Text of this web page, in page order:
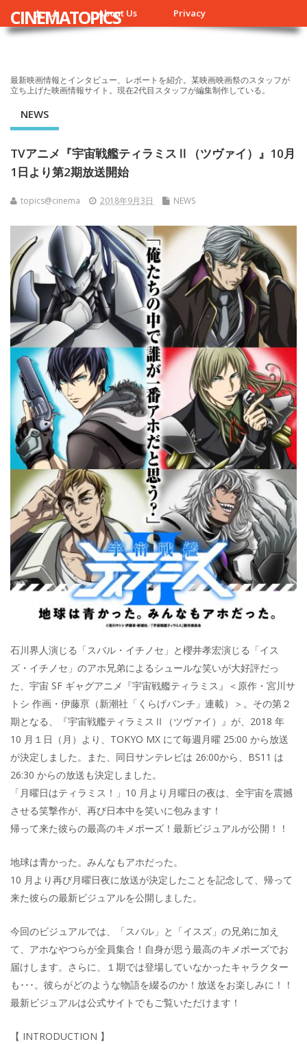
ホーム About Us Privacy
CINEMATOPICS
最新映画情報とインタビュー、レポートを紹介。某映画映画祭のスタッフが
立ち上げた映画情報サイト。現在2代目スタッフが編集制作している。
NEWS
TVアニメ『宇宙戦艦ティラミスⅡ（ツヴァイ）』10月
1日より第2期放送開始
topics@cinema 2018年9月3日 NEWS
石川界人演じる「スバル・イチノセ」と櫻井孝宏演じる「イス
ズ・イチノセ」のアホ兄弟によるシュールな笑いが大好評だっ
た、宇宙 SF ギャグアニメ『宇宙戦艦ティラミス』＜原作・宮川サ
トシ 作画・伊藤亰（新潮社「くらげバンチ」連載）＞。その第２
期となる、『宇宙戦艦ティラミスⅡ（ツヴァイ）』が、2018 年
10 月１日（月）より、TOKYO MX にて毎週月曜 25:00 から放送
が決定しました。また、同日サンテレビは 26:00から、BS11 は
26:30 からの放送も決定しました。
「月曜日はティラミス！」10 月より月曜日の夜は、全宇宙を震撼
させる笑撃作が、再び日本中を笑いに包みます！
帰って来た彼らの最高のキメポーズ！最新ビジュアルが公開！！
地球は青かった。みんなもアホだった。
10 月より再び月曜日夜に放送が決定したことを記念して、帰って
来た彼らの最新ビジュアルを公開しました。
今回のビジュアルでは、「スバル」と「イスズ」の兄弟に加え
て、アホなやつらが全員集合！自身が思う最高のキメポーズでお
届けします。さらに、１期では登場していなかったキャラクター
も･･･。彼らがどのような物語を綴るのか！放送をお楽しみに！！
最新ビジュアルは公式サイトでもご覧いただけます！
【 INTRODUCTION 】